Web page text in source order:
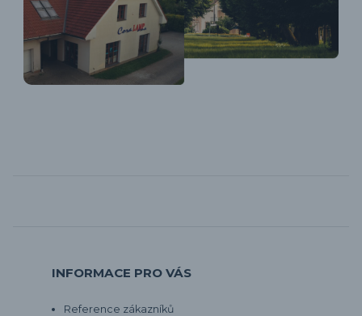
INFORMACE PRO VÁS
Reference zákazníků